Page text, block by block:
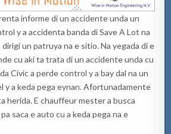
informe di un accidente unda un
y a accidenta banda di Save A Lot na
un patruya na e sitio. Na yegada di e
cu aki ta trata di un accidente unda cu
Civic a perde control y a bay dal na un
y a keda pega eynan. Afortunadamente
herida. E chauffeur mester a busca
saca e auto cu a keda pega na e